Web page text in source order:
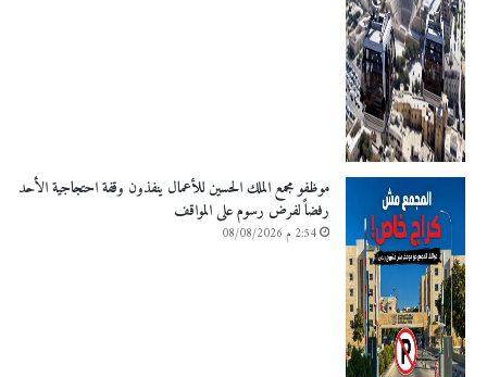
موظفو مجمع الملك الحسين للأعمال ينفذون وقفة احتجاجية الأحد
رفضاً لفرض رسوم على المواقف
2:54 م 08/08/2026